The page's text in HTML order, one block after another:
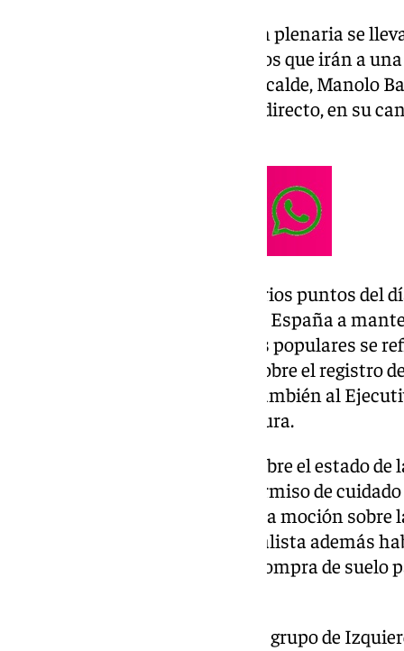
También además en esta sesión plenaria se
presupuestaria de 200.000 euros que irán a
consumo como ya anunció el alcalde, Manolo
en 101tv Antequera el pleno en directo, en su
El pleno cuenta además con varios puntos del
que quiere instar al Gobierno de España a
IRPF. Otra en la que también los populares se
que piden derogar ese decreto sobre el registro
Así como otra en la que piden también al
en vigor de la nueva tasa de basura.
El PSOE por su parte hablará sobre el estado
Antequera, también sobre el permiso de
enfermedad grave y también una moción
la discapacidad. El Partido Socialista además
un programa de adquisición o compra de
En este pleno, último del año, el grupo de